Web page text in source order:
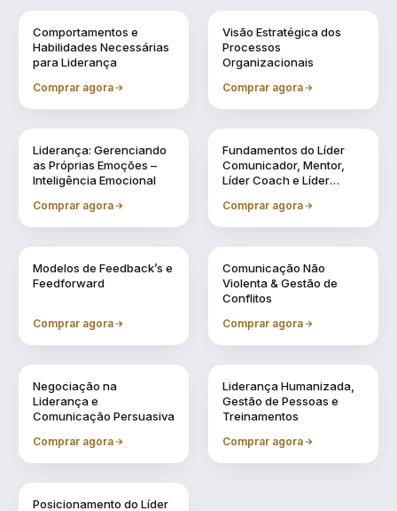
Comportamentos e
Habilidades Necessárias
para Liderança
Comprar agora
Visão Estratégica dos
Processos
Organizacionais
Comprar agora
Liderança: Gerenciando
as Próprias Emoções –
Inteligência Emocional
Comprar agora
Fundamentos do Líder
Comunicador, Mentor,
Líder Coach e Líder
Comprar agora
Modelos de Feedback’s e
Feedforward
Comprar agora
Comunicação Não
Violenta & Gestão de
Conflitos
Comprar agora
Negociação na
Liderança e
Comunicação Persuasiva
Comprar agora
Liderança Humanizada,
Gestão de Pessoas e
Treinamentos
Comprar agora
Posicionamento do Líder